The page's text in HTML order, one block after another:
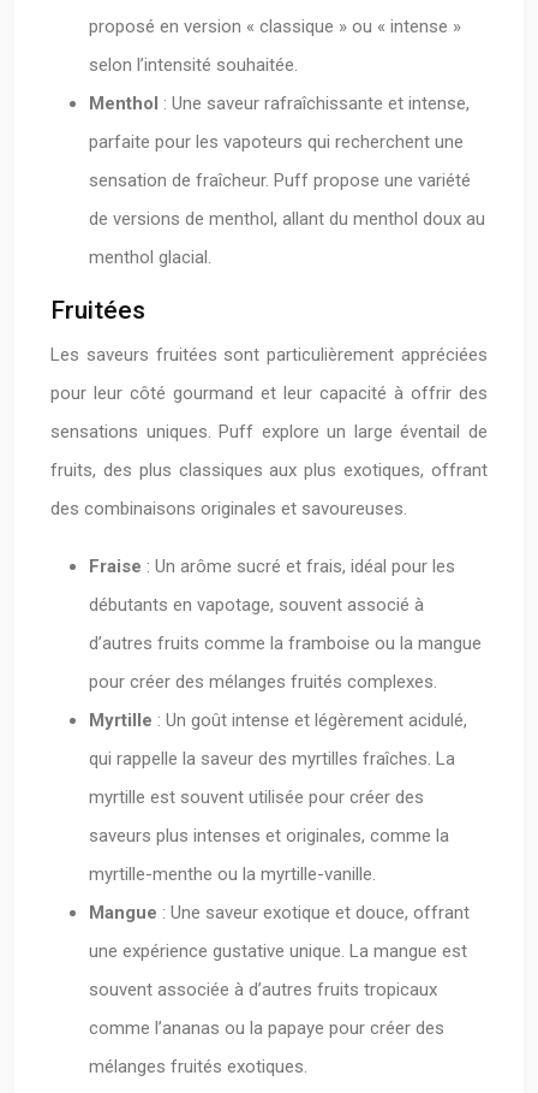
proposé en version « classique » ou « intense »
selon l’intensité souhaitée.
Menthol : Une saveur rafraîchissante et intense,
parfaite pour les vapoteurs qui recherchent une
sensation de fraîcheur. Puff propose une variété
de versions de menthol, allant du menthol doux au
menthol glacial.
Fruitées
Les saveurs fruitées sont particulièrement appréciées
pour leur côté gourmand et leur capacité à offrir des
sensations uniques. Puff explore un large éventail de
fruits, des plus classiques aux plus exotiques, offrant
des combinaisons originales et savoureuses.
Fraise : Un arôme sucré et frais, idéal pour les
débutants en vapotage, souvent associé à
d’autres fruits comme la framboise ou la mangue
pour créer des mélanges fruités complexes.
Myrtille : Un goût intense et légèrement acidulé,
qui rappelle la saveur des myrtilles fraîches. La
myrtille est souvent utilisée pour créer des
saveurs plus intenses et originales, comme la
myrtille-menthe ou la myrtille-vanille.
Mangue : Une saveur exotique et douce, offrant
une expérience gustative unique. La mangue est
souvent associée à d’autres fruits tropicaux
comme l’ananas ou la papaye pour créer des
mélanges fruités exotiques.